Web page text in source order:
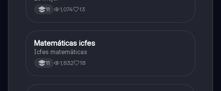
11 1,074 13
ICFES: Matemáticas
Matemáticas icfes
Icfes matemáticas
11 1,832 18